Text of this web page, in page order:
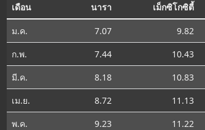
เดือน นารา เม็กซิโกซิตี้
ม.ค. 7.07 9.82
ก.พ.
7.44 10.43
มี.ค.
8.18 10.83
เม.ย.
8.72 11.13
พ.ค.
9.23 11.22